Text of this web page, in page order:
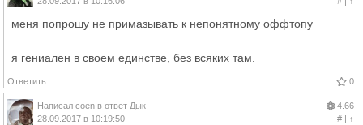
меня попрошу не примазывать к непонятному оффтопу
я гениален в своем единстве, без всяких там.
Ответить 0
Написал coen в ответ Дык
28.09.2017 в 10:19:50
4.66
#| ↑